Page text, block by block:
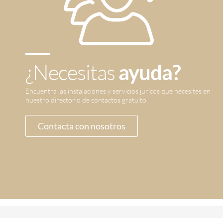
¿Necesitasayuda?
Encuentra las instalaciones y servicios jurícos que necesites en
nuestro directorio de contactos gratuito.
Contacta con nosotros